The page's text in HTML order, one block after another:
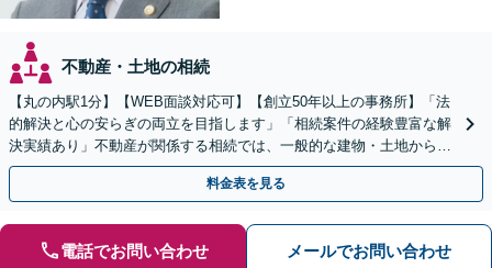
不動産・土地の相続
【丸の内駅1分】【WEB面談対応可】【創立50年以上の事務所】「法
的解決と心の安らぎの両立を目指します」「相続案件の経験豊富な解
決実績あり」不動産が関係する相続では、一般的な建物・土地から農
地まで幅広く対応いたします。【休日・夜間相談可】
料金表を見る
電話でお問い合わせ メールでお問い合わせ